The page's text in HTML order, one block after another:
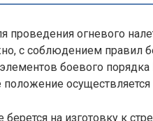
огневого
с соблюдением правил
боевого порядка
осуществляется
на изготовку к